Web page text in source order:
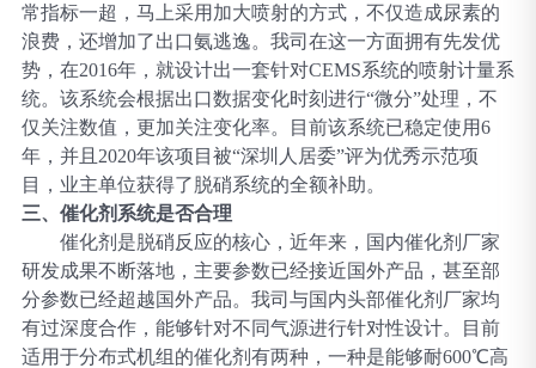
常指标一超，马上采用加大喷射的方式，不仅造成尿素的
浪费，还增加了出口氨逃逸。我司在这一方面拥有先发优
势，在2016年，就设计出一套针对CEMS系统的喷射计量系
统。该系统会根据出口数据变化时刻进行“微分”处理，不
仅关注数值，更加关注变化率。目前该系统已稳定使用6
年，并且2020年该项目被“深圳人居委”评为优秀示范项
目，业主单位获得了脱硝系统的全额补助。
三、 催化剂系统是否合理
催化剂是脱硝反应的核心，近年来，国内催化剂厂家
研发成果不断落地，主要参数已经接近国外产品，甚至部
分参数已经超越国外产品。我司与国内头部催化剂厂家均
有过深度合作，能够针对不同气源进行针对性设计。目前
适用于分布式机组的催化剂有两种，一种是能够耐600℃高